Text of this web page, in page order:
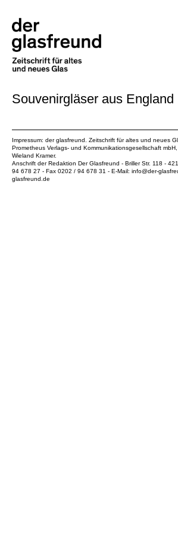
Souvenirgläser aus England
Impressum: der glasfreund. Zeitschrift für altes und neues
Prometheus Verlags- und Kommunikationsgesellschaft mbH
Wieland Kramer.
Anschrift der Redaktion Der Glasfreund - Briller Str. 118 -
94 678 27 - Fax 0202 / 94 678 31 - E-Mail: info@der-
glasfreund.de